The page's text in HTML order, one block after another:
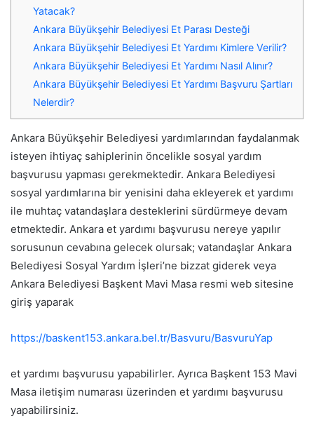
Yatacak?
Ankara Büyükşehir Belediyesi Et Parası Desteği
Ankara Büyükşehir Belediyesi Et Yardımı Kimlere Verilir?
Ankara Büyükşehir Belediyesi Et Yardımı Nasıl Alınır?
Ankara Büyükşehir Belediyesi Et Yardımı Başvuru Şartları
Nelerdir?
Ankara Büyükşehir Belediyesi yardımlarından faydalanmak
isteyen ihtiyaç sahiplerinin öncelikle sosyal yardım
başvurusu yapması gerekmektedir. Ankara Belediyesi
sosyal yardımlarına bir yenisini daha ekleyerek et yardımı
ile muhtaç vatandaşlara desteklerini sürdürmeye devam
etmektedir. Ankara et yardımı başvurusu nereye yapılır
sorusunun cevabına gelecek olursak; vatandaşlar Ankara
Belediyesi Sosyal Yardım İşleri’ne bizzat giderek veya
Ankara Belediyesi Başkent Mavi Masa resmi web sitesine
giriş yaparak
https://baskent153.ankara.bel.tr/Basvuru/BasvuruYap
et yardımı başvurusu yapabilirler. Ayrıca Başkent 153 Mavi
Masa iletişim numarası üzerinden et yardımı başvurusu
yapabilirsiniz.